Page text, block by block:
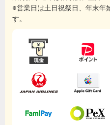
※営業日は土日祝祭日、年末年
す。